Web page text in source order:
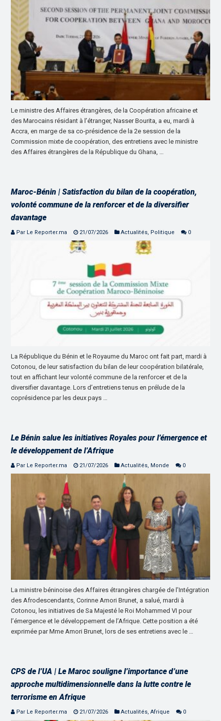
Le ministre des Affaires étrangères, de la Coopération africaine et
des Marocains résidant à l’étranger, Nasser Bourita, a eu, mardi à
Accra, en marge de sa co-présidence de la 2e session de la
Commission mixte de coopération, des entretiens avec le ministre
des Affaires étrangères de la République du Ghana, …
Maroc-Bénin | Satisfaction du bilan de la coopération,
volonté commune de la renforcer et de la diversifier
davantage
Par Le Reporter.ma 21/07/2026 Actualités Politique 0
La République du Bénin et le Royaume du Maroc ont fait part, mardi à
Cotonou, de leur satisfaction du bilan de leur coopération bilatérale,
tout en affichant leur volonté commune de la renforcer et de la
diversifier davantage. Lors d’entretiens tenus en prélude de la
coprésidence par les deux pays …
Le Bénin salue les initiatives Royales pour l’émergence et
le développement de l’Afrique
Par Le Reporter.ma 21/07/2026 Actualités, Monde 0
La ministre béninoise des Affaires étrangères chargée de l’Intégration
des Afrodescendants, Corinne Amori Brunet, a salué, mardi à
Cotonou, les initiatives de Sa Majesté le Roi Mohammed VI pour
l’émergence et le développement de l’Afrique. Cette position a été
exprimée par Mme Amori Brunet, lors de ses entretiens avec le …
CPS de l’UA | Le Maroc souligne l’importance d’une
approche multidimensionnelle dans la lutte contre le
terrorisme en Afrique
Par Le Reporter.ma 21/07/2026 Actualités,Afrique 0